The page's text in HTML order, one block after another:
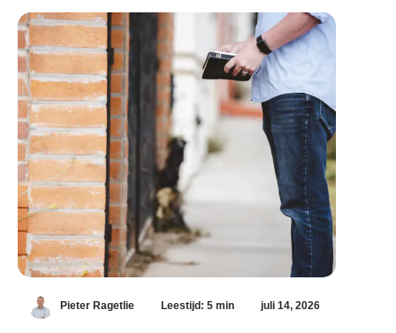
Pieter Ragetlie Leestijd: 5 min juli 14, 2026